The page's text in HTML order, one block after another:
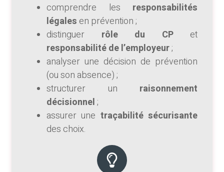
comprendre les responsabilités
légalesen prévention ;
distinguer rôle du CPet
responsabilité de l’employeur;
analyser une décision de prévention
(ou son absence) ;
structurer un raisonnement
décisionnel;
assurer une traçabilité sécurisante
des choix.